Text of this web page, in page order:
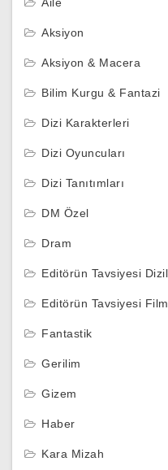
Aksiyon
Aksiyon & Macera
Bilim Kurgu & Fantazi
Dizi Karakterleri
Dizi Oyuncuları
Dizi Tanıtımları
DM Özel
Dram
Editörün Tavsiyesi
Editörün Tavsiyesi
Fantastik
Gerilim
Gizem
Haber
Kara Mizah